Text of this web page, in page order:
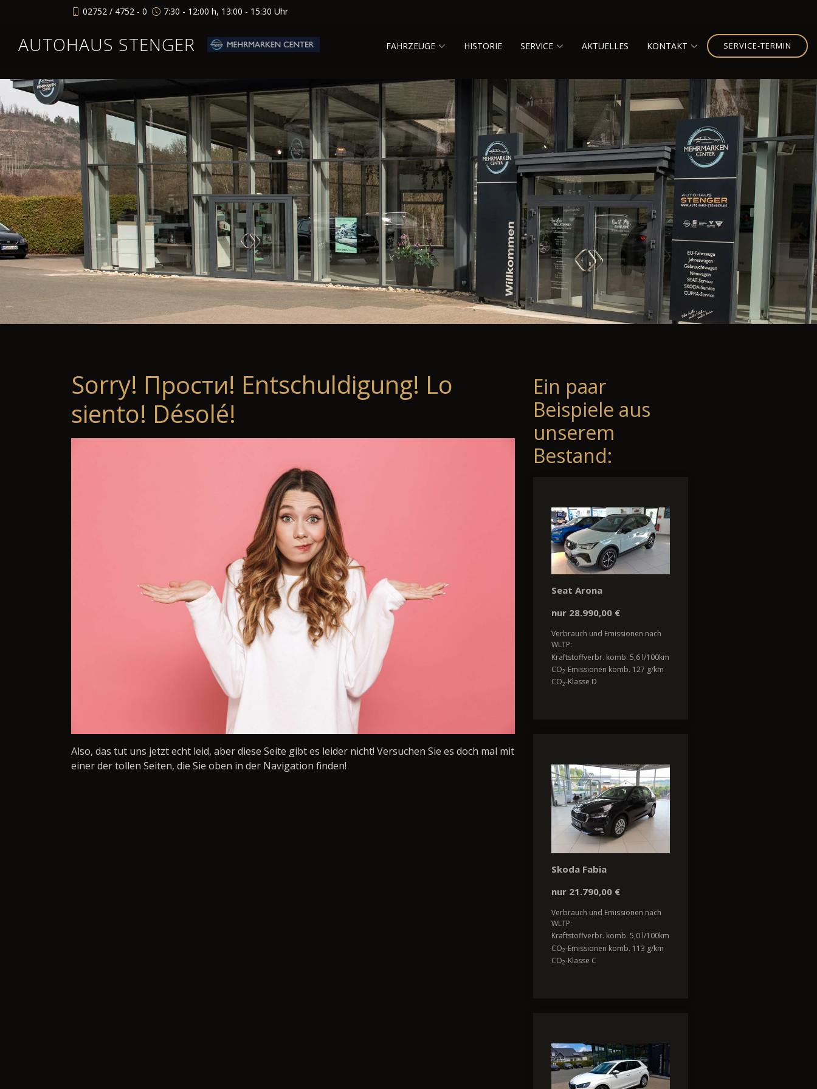
02752 / 4752 - 0 7:30 - 12:00 h, 13:00 - 15:30 Uhr
AUTOHAUS STENGER FAHRZEUGE HISTORIE SERVICE AKTUELLES KONTAKT SERVICE-TERMIN
Sorry! Прости! Entschuldigung! Lo
siento! Désolé!
Also, das tut uns jetzt echt leid, aber diese Seite gibt es leider nicht! Versuchen Sie es doch mal mit
einer der tollen Seiten, die Sie oben in der Navigation finden!
Ein paar
Beispiele aus
unserem
Bestand:
Seat Arona
nur 28.990,00 €
Verbrauch und Emissionen nach
WLTP:
Kraftstoffverbr. komb. 5,6 l/100km
CO2-Emissionen komb. 127 g/km
CO2-Klasse D
Skoda Fabia
nur 21.790,00 €
Verbrauch und Emissionen nach
WLTP:
Kraftstoffverbr. komb. 5,0 l/100km
CO2-Emissionen komb. 113 g/km
CO2-Klasse C